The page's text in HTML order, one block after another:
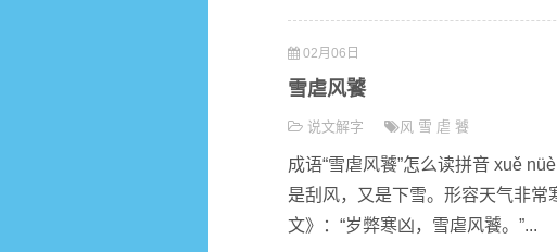
02月06日
雪虐风饕
说文解字 风 雪 虐 饕
成语“雪虐风饕”怎么读拼音 xuě
是刮风，又是下雪。形容天气非常
文》：“岁弊寒凶，雪虐风饕。”...